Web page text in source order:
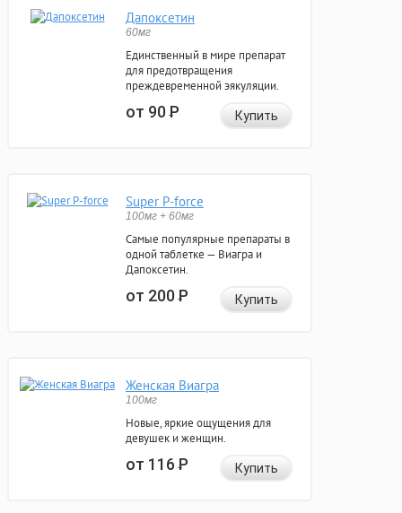
Дапоксетин
60мг
Единственный в мире препарат
для предотвращения
преждевременной эякуляции.
от 90Р Купить
Super P-force
100мг + 60мг
Самые популярные препараты в
одной таблетке — Виагра и
Дапоксетин.
от 200Р Купить
Женская Виагра
100мг
Новые, яркие ощущения для
девушек и женщин.
от 116Р Купить